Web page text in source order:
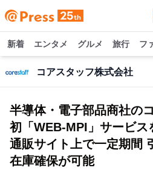
新着 エンタメ グルメ 旅行 フ
コアスタッフ株式会社
半導体・電子部品商社の
初「WEB-MPI」サービ
通販サイト上で一定期間
在庫確保が可能